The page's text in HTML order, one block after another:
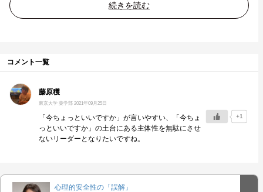
続きを読む
コメント一覧
藤原穫
東京大学 薬学部 2021年09月25日
「今ちょっといいですか」が言いやすい、「今ちょ
っといいですか」の土台にある主体性を無駄にさせ
ないリーダーとなりたいですね。
+1
心理的安全性の「誤解」